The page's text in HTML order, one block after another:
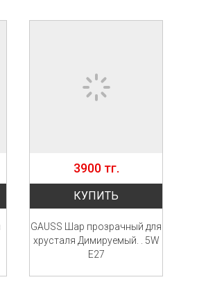
3900 тг.
КУПИТЬ
GAUSS Шар прозрачный для
хрусталя Димируемый. . 5W
Е27